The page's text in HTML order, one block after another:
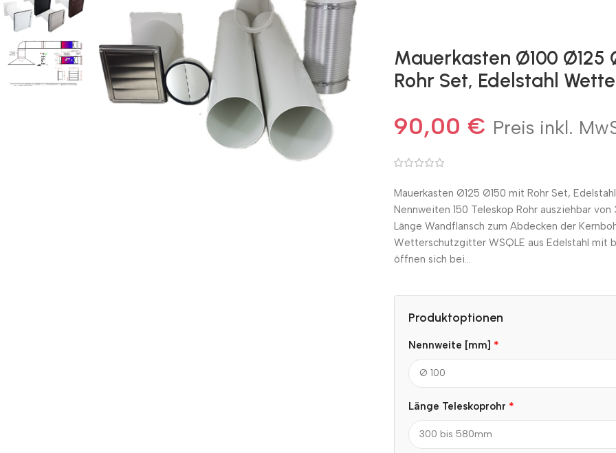
Mauerkasten Ø100 Ø125
Rohr Set, Edelstahl
90,00 € Preis inkl.
Mauerkasten Ø125 Ø150 mit Rohr Set,
Nennweiten 150 Teleskop Rohr ausziehbar
Länge Wandflansch zum Abdecken der
Wetterschutzgitter WSQLE aus Edelstahl mit
öffnen sich bei…
Produktoptionen
Nennweite [mm] *
Länge Teleskoprohr *